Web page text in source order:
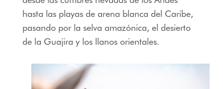
hasta las playas de arena blanca del Caribe,
pasando por la selva amazónica, el desierto
de la Guajira y los llanos orientales.